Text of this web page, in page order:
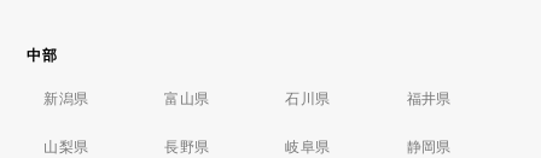
中部
新潟県 富山県 石川県 福井県
山梨県 長野県 岐阜県 静岡県